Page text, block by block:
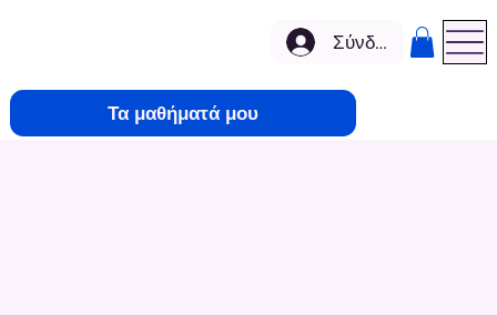
Τα μαθήματά μου
Σύνδεση